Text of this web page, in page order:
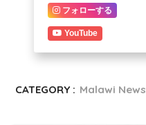
フォローする
YouTube
CATEGORY : Malawi News